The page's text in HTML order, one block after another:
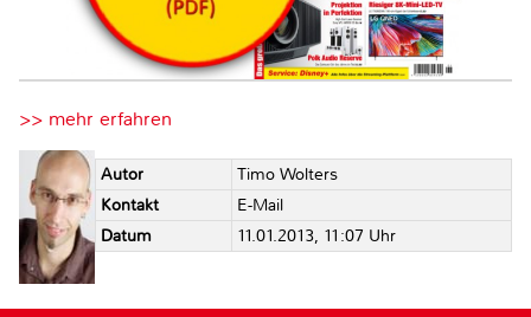
>> mehr erfahren
Autor
Timo Wolters
Kontakt
E-Mail
Datum
11.01.2013, 11:07 Uhr